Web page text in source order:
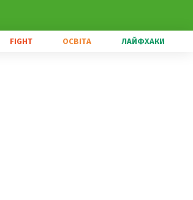
FIGHT ОСВІТА ЛАЙФХАКИ